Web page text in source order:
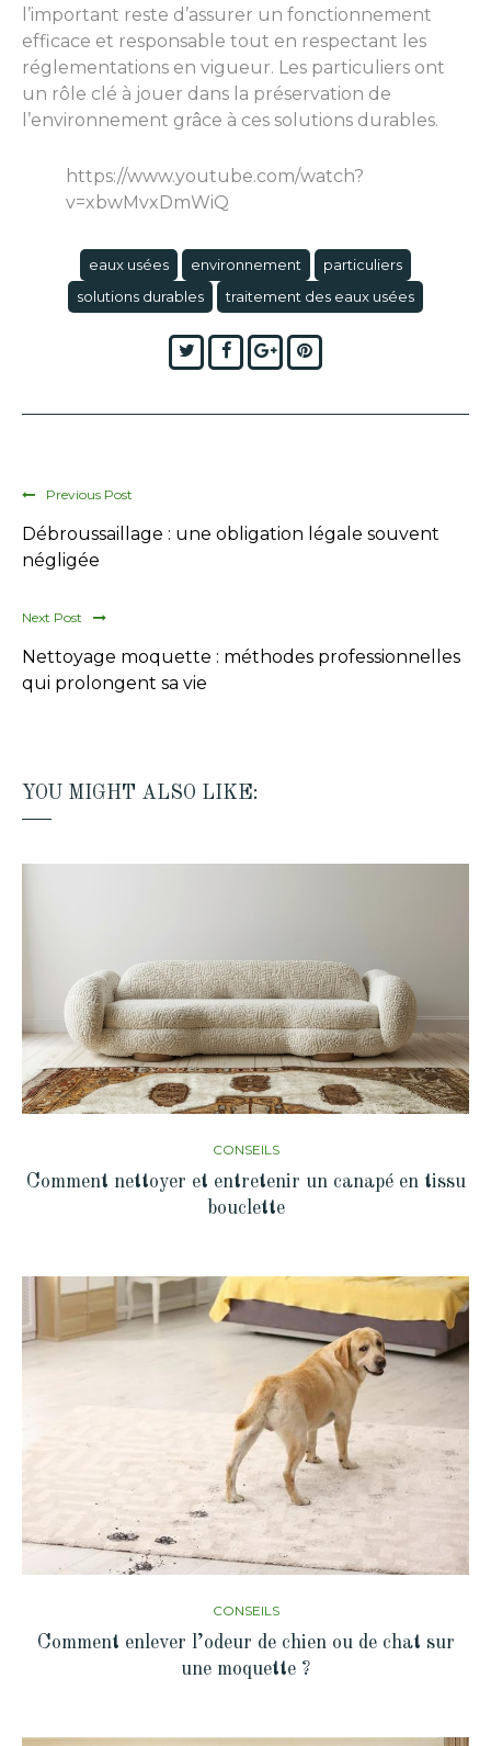
l’important reste d’assurer un fonctionnement
efficace et responsable tout en respectant les
réglementations en vigueur. Les particuliers ont
un rôle clé à jouer dans la préservation de
l’environnement grâce à ces solutions durables.
https://www.youtube.com/watch?
v=xbwMvxDmWiQ
eaux usées environnement
particuliers
solutions durables
traitement des eaux usées
TwitterFacebook
Google+Pinterest
Previous Post
Débroussaillage : une obligation légale souvent
négligée
Next Post
Nettoyage moquette : méthodes professionnelles
qui prolongent sa vie
YOU MIGHT ALSO LIKE:
CONSEILS
Comment nettoyer et entretenir un canapé en tissu
bouclette
CONSEILS
Comment enlever l’odeur de chien ou de chat sur
une moquette ?